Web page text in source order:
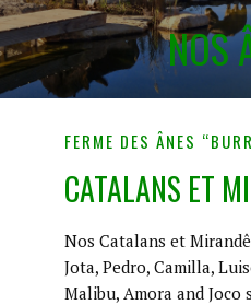
​NOS
​FERME DES ÂNES
​CATALANS ET
​Nos Catalans et
Jota, Pedro, Camilla,
Malibu, Amora and Joco